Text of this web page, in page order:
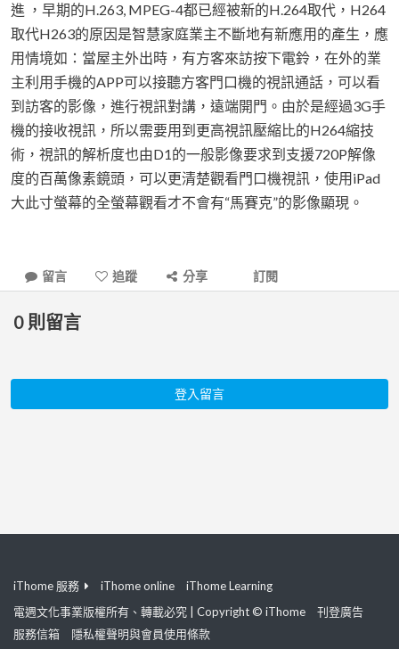
進 ，早期的H.263, MPEG-4都已經被新的H.264取代，H264
取代H263的原因是智慧家庭業主不斷地有新應用的產生，應
用情境如：當屋主外出時，有方客來訪按下電鈴，在外的業
主利用手機的APP可以接聽方客門口機的視訊通話，可以看
到訪客的影像，進行視訊對講，遠端開門。由於是經過3G手
機的接收視訊，所以需要用到更高視訊壓縮比的H264縮技
術，視訊的解析度也由D1的一般影像要求到支援720P解像
度的百萬像素鏡頭，可以更清楚觀看門口機視訊，使用iPad
大此寸螢幕的全螢幕觀看才不會有“馬賽克”的影像顯現。
留言 追蹤 分享 訂閱
0 則留言
登入留言
iThome 服務 iThome online
iThome Learning
電週文化事業版權所有、轉載必究 | Copyright © iThome
刊登廣告
服務信箱
隱私權聲明與會員使用條款